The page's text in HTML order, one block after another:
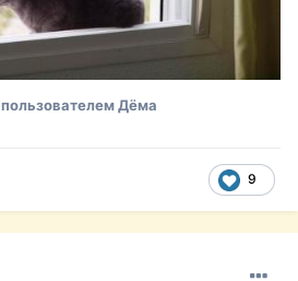
пользователем Дёма
9